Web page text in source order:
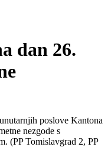
dan 26.
poslove Kantona
nezgode s
(PP Tomislavgrad 2, PP